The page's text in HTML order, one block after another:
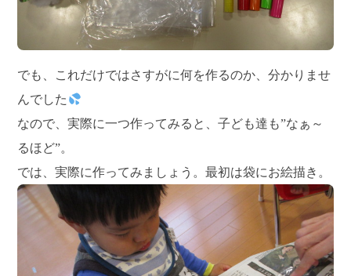
でも、これだけではさすがに何を作るのか、分かりませ
んでした
なので、実際に一つ作ってみると、子ども達も”なぁ～
るほど”。
では、実際に作ってみましょう。最初は袋にお絵描き。